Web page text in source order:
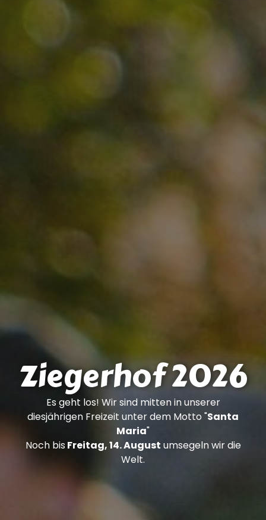
Ziegerhof 2026
Es geht los! Wir sind mitten in unserer
diesjährigen Freizeit unter dem Motto "Santa
Maria"
Noch bis Freitag, 14. August umsegeln wir die
Welt.